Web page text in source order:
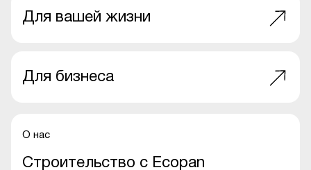
Для вашей жизни
Для бизнеса
О нас
Строительство с Ecopan